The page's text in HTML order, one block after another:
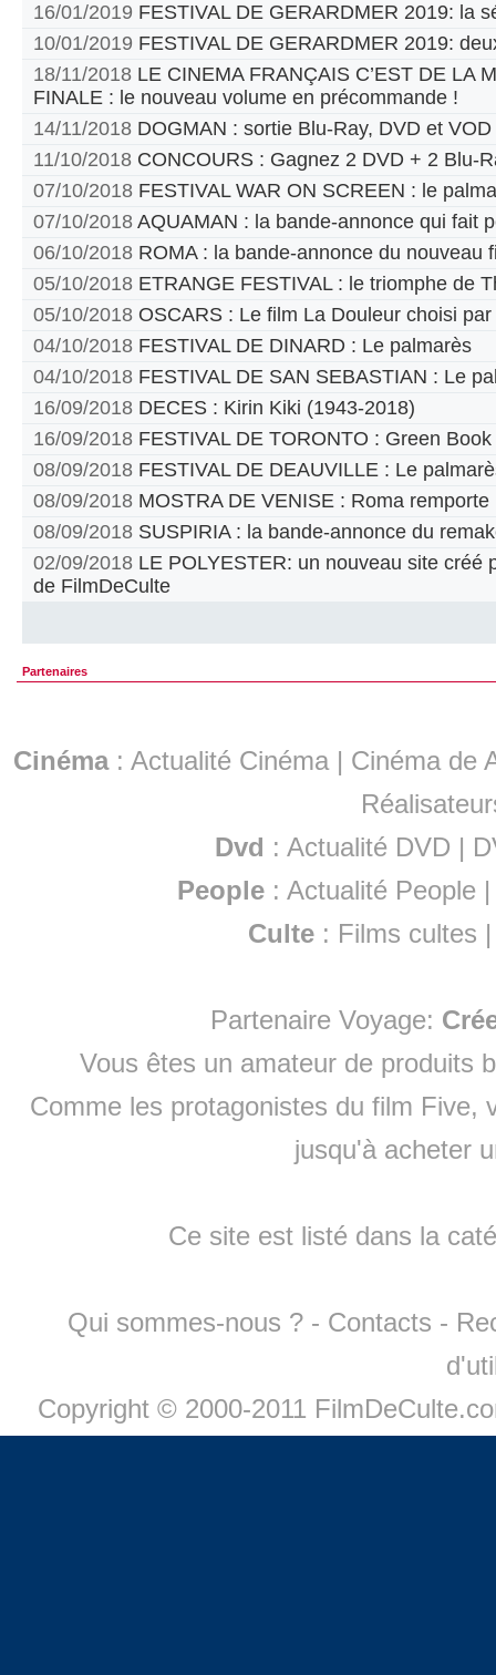
16/01/2019 FESTIVAL DE GERARDMER 2019: la
10/01/2019 FESTIVAL DE GERARDMER 2019:
18/11/2018 LE CINEMA FRANÇAIS C’EST DE LA
FINALE : le nouveau volume en précommande !
14/11/2018 DOGMAN : sortie Blu-Ray, DVD et VOD
11/10/2018 CONCOURS : Gagnez 2 DVD + 2 Blu-
07/10/2018 FESTIVAL WAR ON SCREEN : le
07/10/2018 AQUAMAN : la bande-annonce qui fait
06/10/2018 ROMA : la bande-annonce du nouveau
05/10/2018 ETRANGE FESTIVAL : le triomphe de
05/10/2018 OSCARS : Le film La Douleur choisi
04/10/2018 FESTIVAL DE DINARD : Le palmarès
04/10/2018 FESTIVAL DE SAN SEBASTIAN : Le
16/09/2018 DECES : Kirin Kiki (1943-2018)
16/09/2018 FESTIVAL DE TORONTO : Green
08/09/2018 FESTIVAL DE DEAUVILLE : Le
08/09/2018 MOSTRA DE VENISE : Roma remporte
08/09/2018 SUSPIRIA : la bande-annonce du
02/09/2018 LE POLYESTER: un nouveau site créé
de FilmDeCulte
Partenaires
Cinéma: Actualité Cinéma | Cinéma de
Dvd : Actualité DVD |
People :Actualité People
Culte : Films cultes
Partenaire Voyage:
Vous êtes un amateur de produits
Comme les protagonistes du film Five,
jusqu'à acheter
Ce site est listé dans la
Qui sommes-nous ? - Contacts -
Copyright © 2000-2011